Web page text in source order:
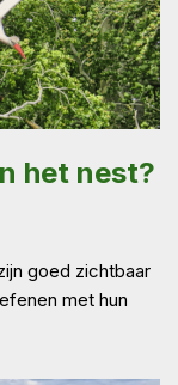
het nest?
goed zichtbaar
met hun